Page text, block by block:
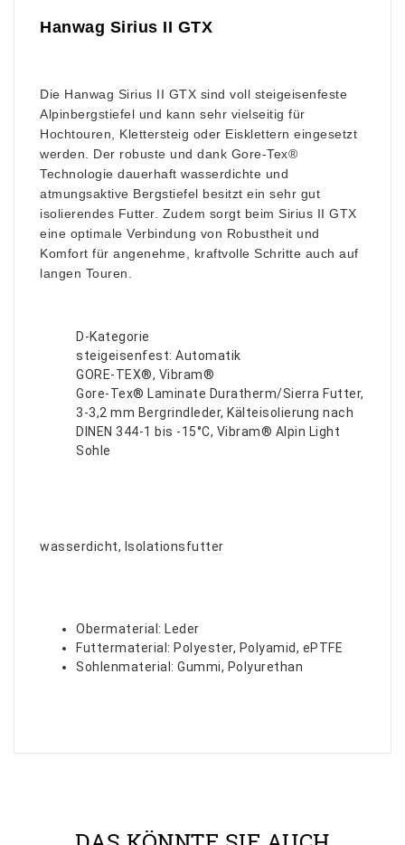
Hanwag Sirius II GTX
Die Hanwag Sirius II GTX sind voll steigeisenfeste
Alpinbergstiefel und kann sehr vielseitig für
Hochtouren, Klettersteig oder Eisklettern eingesetzt
werden. Der robuste und dank Gore-Tex®
Technologie dauerhaft wasserdichte und
atmungsaktive Bergstiefel besitzt ein sehr gut
isolierendes Futter. Zudem sorgt beim Sirius II GTX
eine optimale Verbindung von Robustheit und
Komfort für angenehme, kraftvolle Schritte auch auf
langen Touren.
D-Kategorie
steigeisenfest: Automatik
GORE-TEX®, Vibram®
Gore-Tex® Laminate Duratherm/Sierra Futter,
3-3,2 mm Bergrindleder, Kälteisolierung nach
DINEN 344-1 bis -15°C, Vibram® Alpin Light
Sohle
wasserdicht, Isolationsfutter
Obermaterial: Leder
Futtermaterial: Polyester, Polyamid, ePTFE
Sohlenmaterial: Gummi, Polyurethan